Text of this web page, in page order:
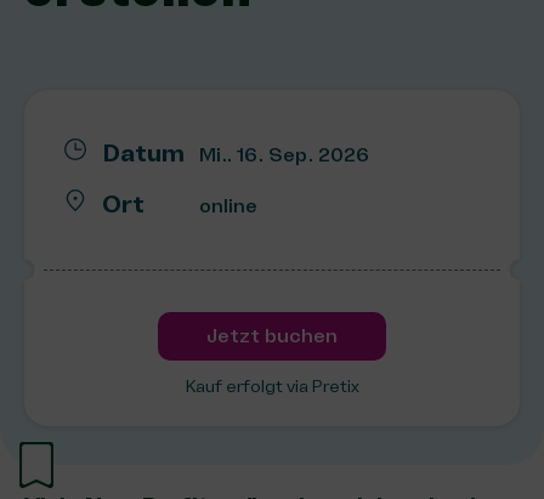
Datum Mi.. 16. Sep. 2026
Ort online
Jetzt buchen
Kauf erfolgt via Pretix